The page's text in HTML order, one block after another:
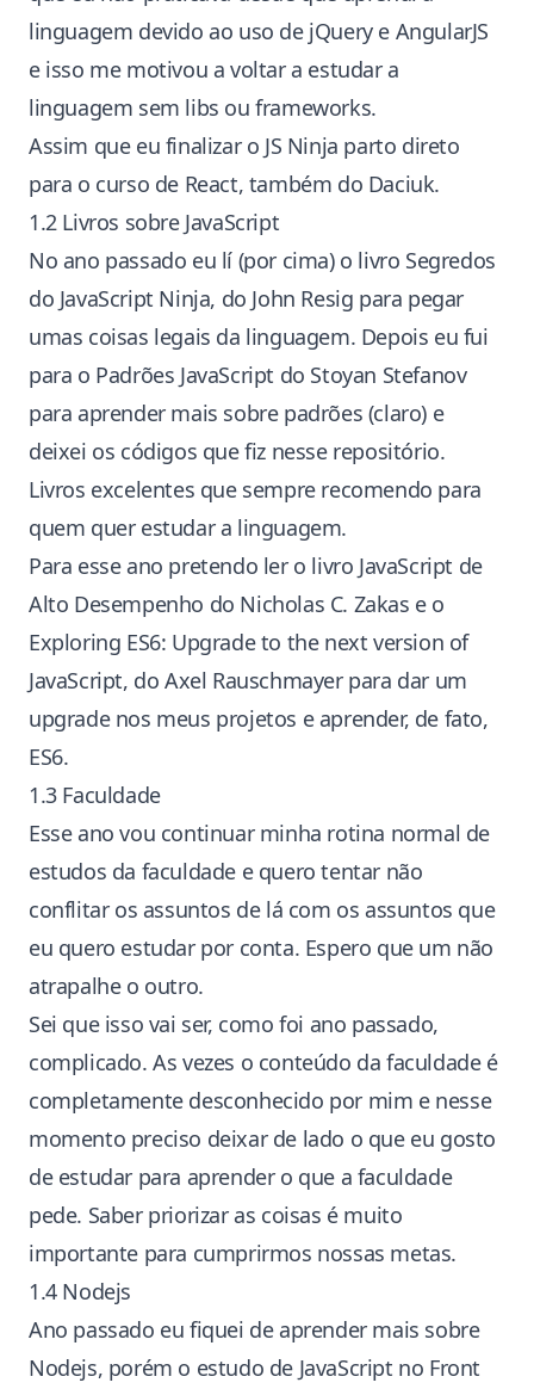
linguagem devido ao uso de jQuery e AngularJS
e isso me motivou a voltar a estudar a
linguagem sem libs ou frameworks.
Assim que eu finalizar o JS Ninja parto direto
para o curso de React, também do Daciuk.
1.2 Livros sobre JavaScript
No ano passado eu lí (por cima) o livro Segredos
do JavaScript Ninja, do John Resig para pegar
umas coisas legais da linguagem. Depois eu fui
para o Padrões JavaScript do Stoyan Stefanov
para aprender mais sobre padrões (claro) e
deixei os códigos quefiz nesse repositório.
Livros excelentes que sempre recomendo para
quem quer estudar a linguagem.
Para esse ano pretendo ler o livro JavaScript de
Alto Desempenho do Nicholas C. Zakas e o
Exploring ES6: Upgrade to the next version of
JavaScript, do Axel Rauschmayerpara dar um
upgrade nos meus projetos e aprender, de fato,
ES6.
1.3 Faculdade
Esse ano vou continuar minha rotina normal de
estudos da faculdade e quero tentar não
conflitar os assuntos de lá com os assuntos que
eu quero estudar por conta. Espero que um não
atrapalhe o outro.
Sei que isso vai ser, como foi ano passado,
complicado. As vezes o conteúdo da faculdade é
completamente desconhecido por mim e nesse
momento preciso deixar de lado o que eu gosto
de estudar para aprender o que a faculdade
pede. Saber priorizar as coisas é muito
importante para cumprirmos nossas metas.
1.4 Nodejs
Ano passado eu fiquei de aprender mais sobre
Nodejs, porém o estudo de JavaScript no Front